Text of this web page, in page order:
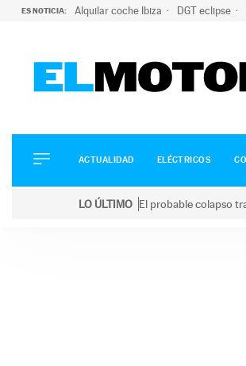
ES NOTICIA: Alquilar coche Ibiza DGT eclipse
ELÉCTRICOS
CONDUCIR
ACTUALIDAD ELÉCTRICOS
LO ÚLTIMO El probable colapso